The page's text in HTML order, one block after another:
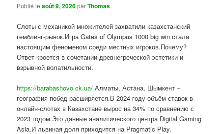
Publié leaoût 9, 2026parThomas
Слоты с механикой множителей захватили казахстанский
гемблинг-рынок.Игра Gates of Olympus 1000 big win стала
настоящим феноменом среди местных игроков.Почему?
Ответ кроется в сочетании древнегреческой эстетики и
взрывной волатильности.
https://barabashovo.ck.ua/ Алматы, Астана, Шымкент –
география побед расширяется.В 2024 году объём ставок в
онлайн-слотах в Казахстане вырос на 34% по сравнению с
2023 годом.Это данные аналитического центра Digital Gaming
Asia.И львиная доля приходится на Pragmatic Play.